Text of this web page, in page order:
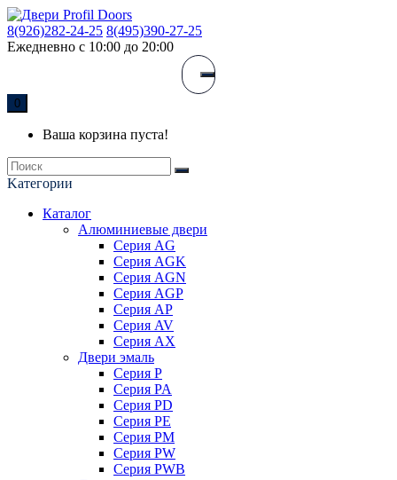
8(926)282-24-25 8(495)390-27-25
Ежедневно с 10:00 до 20:00
0
Ваша корзина пуста!
Kатегории
Каталог
Алюминиевые двери
Серия AG
Серия AGK
Серия AGN
Серия AGP
Серия AP
Серия AV
Серия AX
Двери эмаль
Серия P
Серия PA
Серия PD
Серия PE
Серия PM
Серия PW
Серия PWB